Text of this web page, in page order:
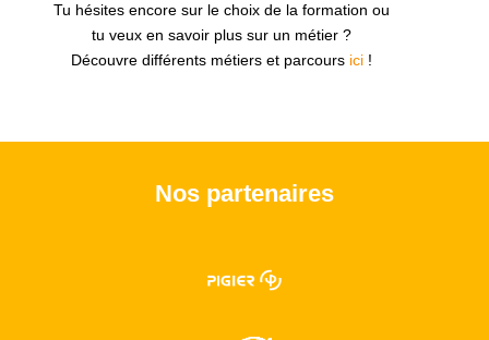
Tu hésites encore sur le choix de la formation ou
tu veux en savoir plus sur un métier ?
Découvre différents métiers et parcours ici!
Nos partenaires